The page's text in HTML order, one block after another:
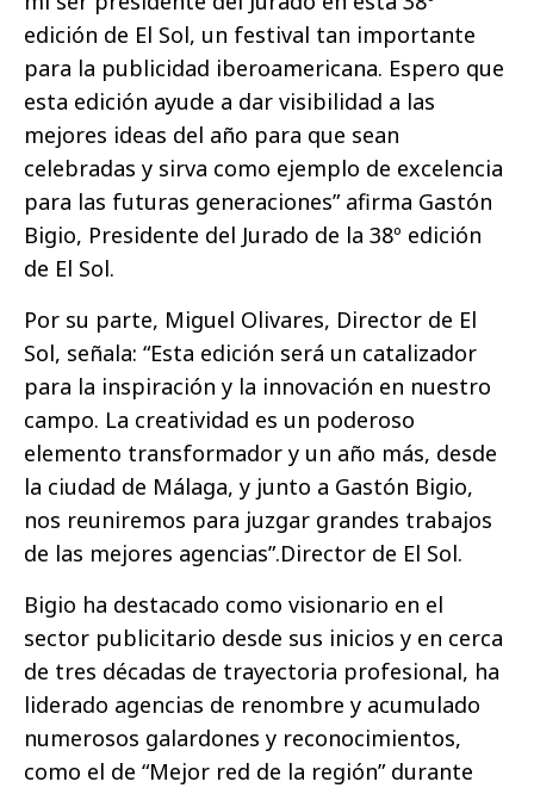
edición de El Sol, un festival tan importante
para la publicidad iberoamericana. Espero que
esta edición ayude a dar visibilidad a las
mejores ideas del año para que sean
celebradas y sirva como ejemplo de excelencia
para las futuras generaciones” afirma Gastón
Bigio, Presidente del Jurado de la 38º edición
de El Sol.
Por su parte, Miguel Olivares, Director de El
Sol, señala: “Esta edición será un catalizador
para la inspiración y la innovación en nuestro
campo. La creatividad es un poderoso
elemento transformador y un año más, desde
la ciudad de Málaga, y junto a Gastón Bigio,
nos reuniremos para juzgar grandes trabajos
de las mejores agencias”.Director de El Sol.
Bigio ha destacado como visionario en el
sector publicitario desde sus inicios y en cerca
de tres décadas de trayectoria profesional, ha
liderado agencias de renombre y acumulado
numerosos galardones y reconocimientos,
como el de “Mejor red de la región” durante